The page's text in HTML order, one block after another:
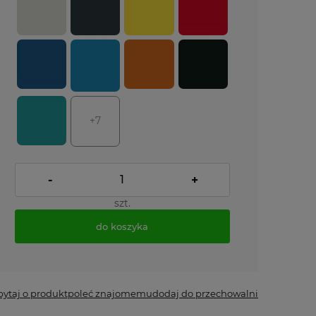
+7
- +
szt.
do koszyka
o produktpoleć znajomemudodaj do przechowalni